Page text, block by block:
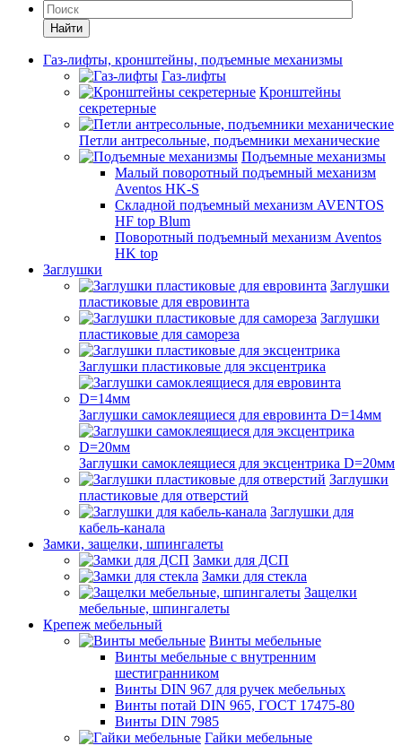
Найти
Газ-лифты, кронштейны, подъемные механизмы
Газ-лифты
Кронштейны
секретерные
Петли антресольные, подъемники механические
Подъемные механизмы
Малый поворотный подъемный механизм
Aventos HK-S
Складной подъемный механизм AVENTOS
HF top Blum
Поворотный подъемный механизм Aventos
HK top
Заглушки
Заглушки
пластиковые для евровинта
Заглушки
пластиковые для самореза
Заглушки пластиковые для эксцентрика
Заглушки самоклеящиеся для евровинта D=14мм
Заглушки самоклеящиеся для эксцентрика D=20мм
Заглушки
пластиковые для отверстий
Заглушки для
кабель-канала
Замки, защелки, шпингалеты
Замки для ДСП
Замки для стекла
Защелки
мебельные, шпингалеты
Крепеж мебельный
Винты мебельные
Винты мебельные с внутренним
шестигранником
Винты DIN 967 для ручек мебельных
Винты потай DIN 965, ГОСТ 17475-80
Винты DIN 7985
Гайки мебельные